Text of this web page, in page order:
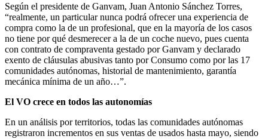
Según el presidente de Ganvam, Juan Antonio Sánchez Torres,
“realmente, un particular nunca podrá ofrecer una experiencia de
compra como la de un profesional, que en la mayoría de los casos
no tiene por qué desmerecer a la de un coche nuevo, pues cuenta
con contrato de compraventa gestado por Ganvam y declarado
exento de cláusulas abusivas tanto por Consumo como por las 17
comunidades autónomas, historial de mantenimiento, garantía
mecánica mínima de un año…”.
El VO crece en todos las autonomías
En un análisis por territorios, todas las comunidades autónomas
registraron incrementos en sus ventas de usados hasta mayo, siendo